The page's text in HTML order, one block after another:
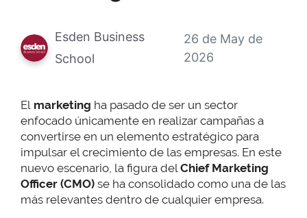
Esden Business
School
26 de May de
2026
El marketing ha pasado de ser un sector
enfocado únicamente en realizar campañas a
convertirse en un elemento estratégico para
impulsar el crecimiento de las empresas. En este
nuevo escenario, la figura delChief Marketing
Officer (CMO) se ha consolidado como una de las
más relevantes dentro de cualquier empresa.